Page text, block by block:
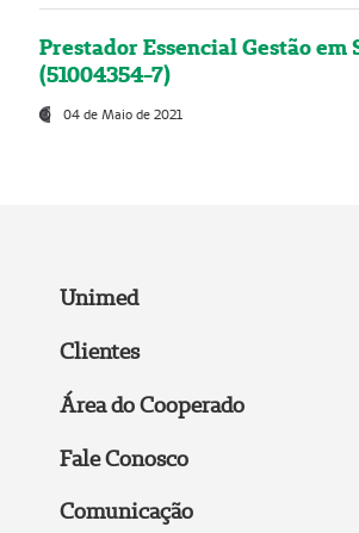
Prestador Essencial Gestão em
(51004354-7)
04 de Maio de 2021
Unimed
Clientes
Área do Cooperado
Fale Conosco
Comunicação